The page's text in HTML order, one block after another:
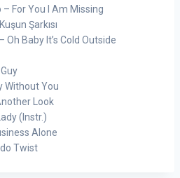
For You I Am Missing
Şarkısı
Baby It’s Cold Outside
Without You
Look
(Instr.)
Alone
Twist